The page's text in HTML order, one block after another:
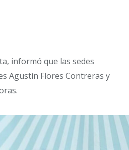
informó que las sedes
Agustín Flores Contreras y